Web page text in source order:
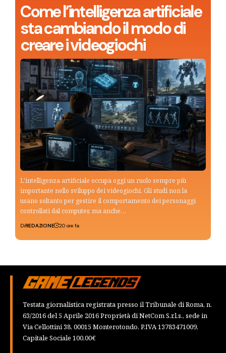
Come l’intelligenza artificiale
sta cambiando il modo di
creare i videogiochi
L'intelligenza artificiale occupa oggi un ruolo sempre più
importante nello sviluppo dei videogiochi. Gli studi non la
usano soltanto per gestire il comportamento dei personaggi
controllati dal computer, ma anche…
DiREDAZIONE 20 ore fa
Testata giornalistica registrata presso il Tribunale di Roma, n.
63/2016 del 5 Aprile 2016 Proprietà di NetCom S.r.l.s., sede in
Via Cellottini 38, 00015 Monterotondo, P.IVA 13783471009,
Capitale Sociale 100,00€